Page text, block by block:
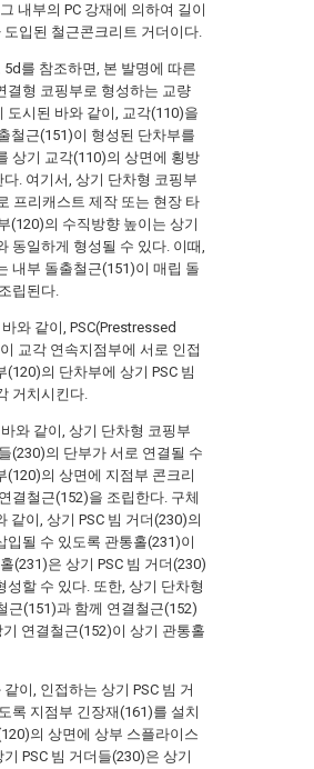
내부의 PC 강재에 의하여 길이
입된 철근콘크리트 거더이다.
를 참조하면, 본 발명에 따른
결형 코핑부로 형성하는 교량
도시된 바와 같이, 교각(110)을
철근(151)이 형성된 단차부를
상기 교각(110)의 상면에 횡방
. 여기서, 상기 단차형 코핑부
프리캐스트 제작 또는 현장 타
(120)의 수직방향 높이는 상기
동일하게 형성될 수 있다. 이때,
내부 돌출철근(151)이 매립 돌
립된다.
와 같이, PSC(Prestressed
교각 연속지점부에 서로 인접
의 단차부에 상기 PSC 빔
거치시킨다.
와 같이, 상기 단차형 코핑부
(230)의 단부가 서로 연결될 수
(120)의 상면에 지점부 콘크리
결철근(152)을 조립한다. 구체
같이, 상기 PSC 빔 거더(230)의
입될 수 있도록 관통홀(231)이
(231)은 상기 PSC 빔 거더(230)
할 수 있다. 또한, 상기 단차형
근(151)과 함께 연결철근(152)
연결철근(152)이 상기 관통홀
이, 인접하는 상기 PSC 빔 거
록 지점부 긴장재(161)를 설치
의 상면에 상부 스플라이스
PSC 빔 거더들(230)은 상기